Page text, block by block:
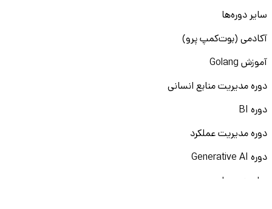
سایر دوره‌ها
آکادمی (بوت‌کمپ پرو)
آموزش Golang
دوره مدیریت منابع انسانی
دوره BI
دوره مدیریت عملکرد
دوره Generative AI
سایر دوره‌ها